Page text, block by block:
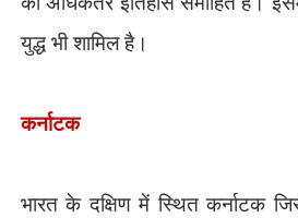
युद्ध भी शामिल है।
कर्नाटक
भारत के दक्षिण में स्थित कर्नाटक